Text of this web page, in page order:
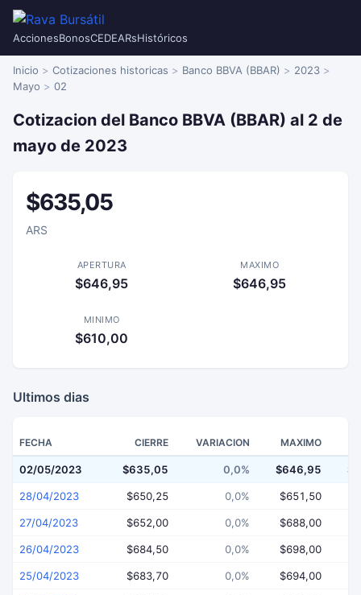
AccionesBonosCEDEARsHistóricos
Inicio Cotizaciones historicas Banco BBVA (BBAR)
2023
Mayo
02
Cotizacion del Banco BBVA (BBAR) al 2 de
mayo de 2023
$635,05
ARS
APERTURA
$646,95
MAXIMO
$646,95
MINIMO
$610,00
Ultimos dias
FECHA CIERRE VARIACION MAXIMO
02/05/2023 $635,05 0,0% $646,95
28/04/2023 $650,25 0,0% $651,50
27/04/2023 $652,00 0,0% $688,00
26/04/2023 $684,50 0,0% $698,00
25/04/2023 $683,70 0,0% $694,00